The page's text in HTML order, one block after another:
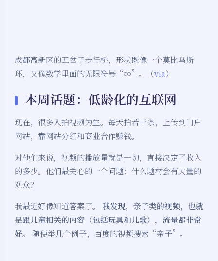
成都高新区的五岔子步行桥，形状既像一个莫比乌斯
环，又像数学里面的无限符号“∞”。（via）
本周话题：低龄化的互联网
现在，很多人拍视频为生。每天拍若干条，上传到门户
网站，靠网站分红和商业合作赚钱。
对他们来说，视频的播放量就是一切，直接决定了收入
的多少。他们最关心的一个问题：什么题材会有大量的
观众？
我最近好像知道答案了。 我发现，亲子类的视频，也就
是跟儿童相关的内容（包括玩具和儿歌），流量都非常
好。
随便举几个例子，百度的视频搜索“亲子”。